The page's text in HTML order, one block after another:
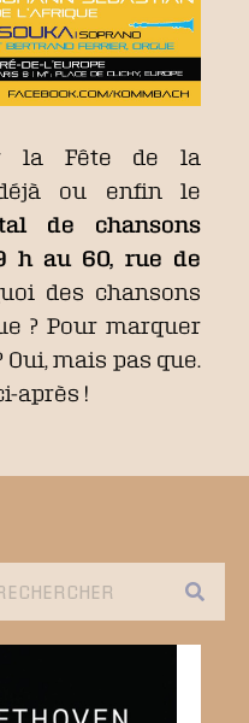
la Fête de la
ou enfin le
de chansons
h au 60, rue de
des chansons
? Pour marquer
mais pas que.
après !